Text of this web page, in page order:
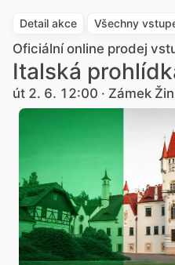
Detail akce Všechny
Oficiální online prodej
Italská
út 2. 6. 12:00 · Zámek